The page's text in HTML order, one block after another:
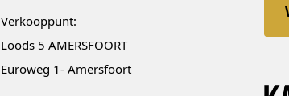
Verkooppunt:
Loods 5 AMERSFOORT
Euroweg 1- Amersfoort